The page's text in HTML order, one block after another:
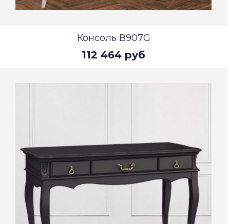
Консоль В907G
112 464 руб